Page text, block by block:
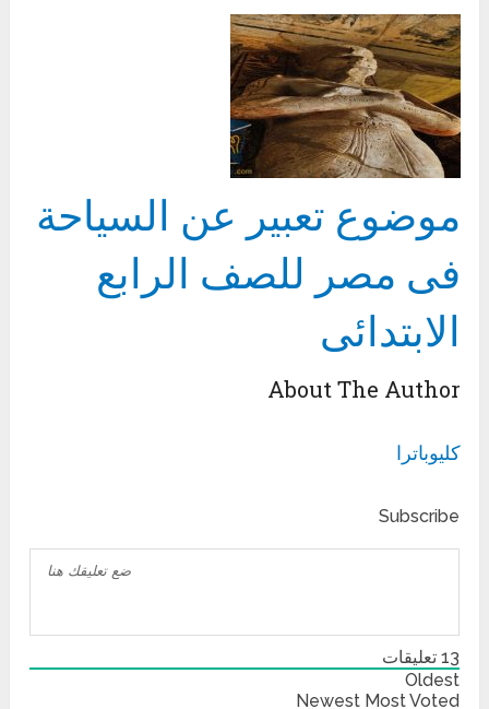
موضوع تعبير عن السياحة
فى مصر للصف الرابع
الابتدائى
About The Author
كليوباترا
Subscribe
13 تعليقات
Oldest
Newest Most Voted